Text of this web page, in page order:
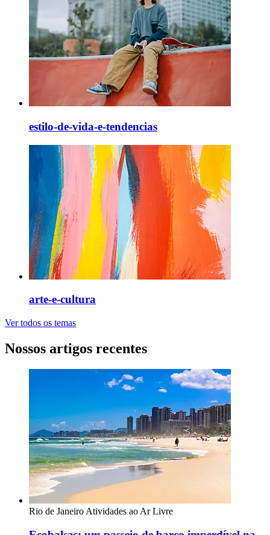
estilo-de-vida-e-tendencias
arte-e-cultura
Ver todos os temas
Nossos artigos recentes
Rio de Janeiro Atividades ao Ar Livre